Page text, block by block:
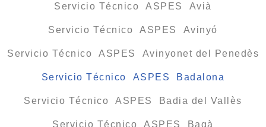
Servicio Técnico ASPES Avià
Servicio Técnico ASPES Avinyó
Servicio Técnico ASPES Avinyonet del Penedès
Servicio Técnico ASPES Badalona
Servicio Técnico ASPES Badia del Vallès
Servicio Técnico ASPES Bagà